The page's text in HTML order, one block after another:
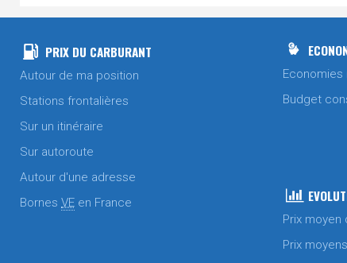
Le 11/06/2026 à 19h13 par
Sans plomb 98
Gasoil
Le 05/06/2026 à 15h42 par
Sans plomb 98
Le 01/06/2026 à 07h55 par
PRIX DU CARBURANT
Autour de ma position
Stations frontalières
Sur un itinéraire
Sur autoroute
Autour d'une adresse
Bornes VE en France
Economies
Budget
Prix moyen
Prix